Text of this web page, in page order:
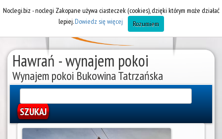
Hawrań - wynajem pokoi
Wynajem pokoi Bukowina Tatrzańska
Noclegi.biz - noclegi Zakopane używa ciasteczek (cookies), dzięki którym może działać
lepiej.Dowiedz się więcej Rozumiem